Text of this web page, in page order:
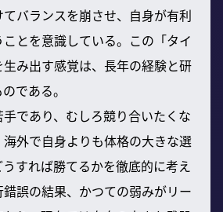
バランスを崩させ、自身が有利
とを意識している。この「タイ
み出す感覚は、長年の経験と研
である。
であり、むしろ競り合いたくな
外で自身よりも体格の大きな選
すれば勝てるかを徹底的に考え
誤の結果、かつての弱みがリー